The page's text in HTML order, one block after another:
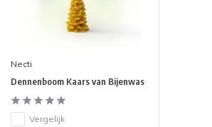
Necti
Dennenboom Kaars van Bijenwas
Vergelijk